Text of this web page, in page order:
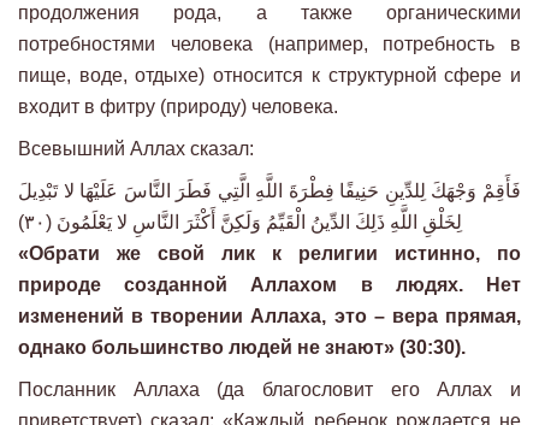
продолжения рода, а также органическими
потребностями человека (например, потребность в
пище, воде, отдыхе) относится к структурной сфере и
входит в фитру (природу) человека.
Всевышний Аллах сказал:
فَأَقِمْ وَجْهَكَ لِلدِّينِ حَنِيفًا فِطْرَةَ اللَّهِ الَّتِي فَطَرَ النَّاسَ عَلَيْهَا لا تَبْدِيلَ
لِخَلْقِ اللَّهِ ذَلِكَ الدِّينُ الْقَيِّمُ وَلَكِنَّ أَكْثَرَ النَّاسِ لا يَعْلَمُونَ (٣٠)
«Обрати же свой лик к религии истинно, по
природе созданной Аллахом в людях. Нет
изменений в творении Аллаха, это – вера прямая,
однако большинство людей не знают» (30:30).
Посланник Аллаха (да благословит его Аллах и
приветствует) сказал: «Каждый ребенок рождается не